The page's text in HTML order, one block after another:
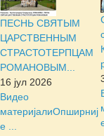
ПЕСНЬ СВЯТЫМ
ЦАРСТВЕННЫМ
СТРАСТОТЕРПЦАМ
РОМАНОВЫМ...
16 јул 2026
Видео
материјалиОпширниј
е ...